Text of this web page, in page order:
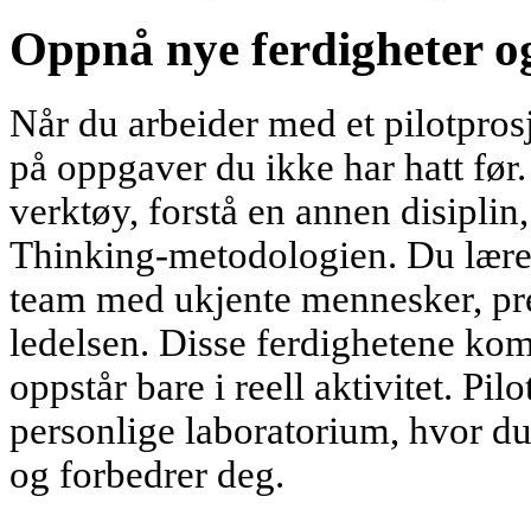
Oppnå nye ferdigheter
Når du arbeider med et
på oppgaver du ikke har hatt
verktøy, forstå en annen
Thinking-metodologien. Du
team med ukjente mennesker,
ledelsen. Disse ferdighetene
oppstår bare i reell aktivitet.
personlige laboratorium, hvor
og forbedrer deg.